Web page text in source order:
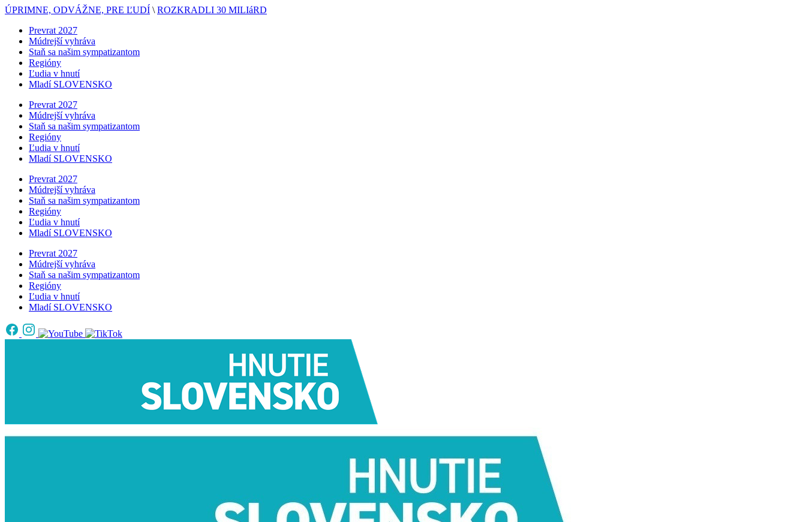
ÚPRIMNE, ODVÁŽNE, PRE ĽUDÍ \ ROZKRADLI 30 MILIáRD
Prevrat 2027
Múdrejší vyhráva
Staň sa našim sympatizantom
Regióny
Ľudia v hnutí
Mladí SLOVENSKO
Prevrat 2027
Múdrejší vyhráva
Staň sa našim sympatizantom
Regióny
Ľudia v hnutí
Mladí SLOVENSKO
Prevrat 2027
Múdrejší vyhráva
Staň sa našim sympatizantom
Regióny
Ľudia v hnutí
Mladí SLOVENSKO
Prevrat 2027
Múdrejší vyhráva
Staň sa našim sympatizantom
Regióny
Ľudia v hnutí
Mladí SLOVENSKO